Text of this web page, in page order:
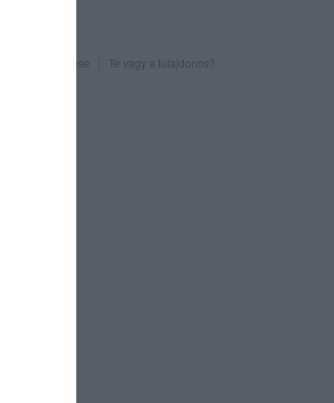
Probléma jelentése Te vagy a tulajdonos?